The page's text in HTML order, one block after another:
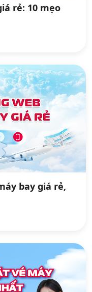
rẻ: 10 mẹo
bay giá rẻ,